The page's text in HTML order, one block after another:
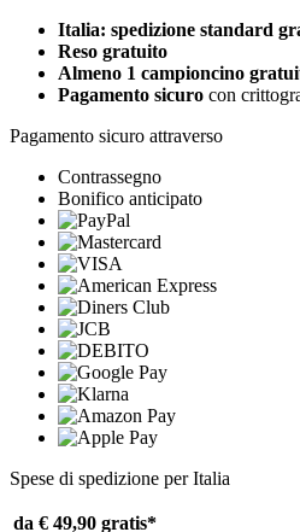
Italia: spedizione standard
Reso gratuito
Almeno 1 campioncino
Pagamento sicuro con
Pagamento sicuro attraverso
Contrassegno
Bonifico anticipato
Spese di spedizione per Italia
da € 49,90 gratis*